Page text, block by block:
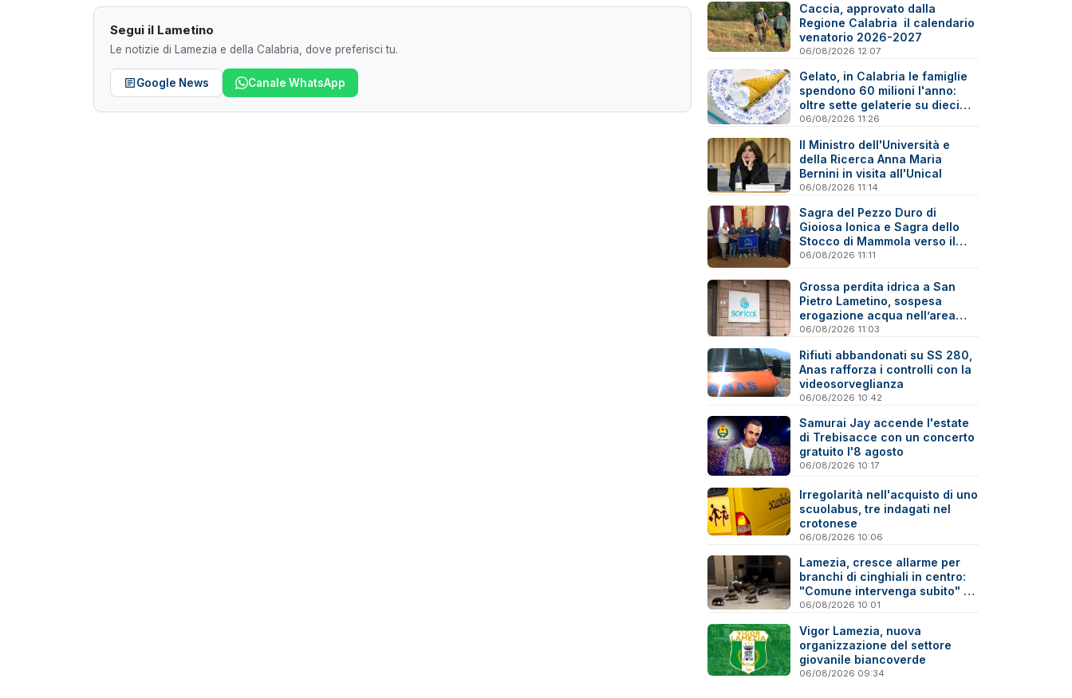
Segui il Lametino
Le notizie di Lamezia e della Calabria, dove preferisci tu.
Google News Canale WhatsApp
Caccia, approvato dalla
Regione Calabria il calendario
venatorio 2026-2027
06/08/2026 12:07
Gelato, in Calabria le famiglie
spendono 60 milioni l'anno:
oltre sette gelaterie su dieci
sono artigiane
06/08/2026 11:26
Il Ministro dell'Università e
della Ricerca Anna Maria
Bernini in visita all'Unical
06/08/2026 11:14
Sagra del Pezzo Duro di
Gioiosa Ionica e Sagra dello
Stocco di Mammola verso il
marchio “Sagra di Qualità”
06/08/2026 11:11
Grossa perdita idrica a San
Pietro Lametino, sospesa
erogazione acqua nell’area
industriale
06/08/2026 11:03
Rifiuti abbandonati su SS 280,
Anas rafforza i controlli con la
videosorveglianza
06/08/2026 10:42
Samurai Jay accende l'estate
di Trebisacce con un concerto
gratuito l'8 agosto
06/08/2026 10:17
Irregolarità nell'acquisto di uno
scuolabus, tre indagati nel
crotonese
06/08/2026 10:06
Lamezia, cresce allarme per
branchi di cinghiali in centro:
"Comune intervenga subito" -
Video
06/08/2026 10:01
Vigor Lamezia, nuova
organizzazione del settore
giovanile biancoverde
06/08/2026 09:34